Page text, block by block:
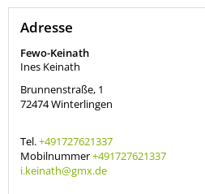
Adresse
Fewo-Keinath
Ines Keinath
Brunnenstraße, 1
72474Winterlingen
Tel.+491727621337
Mobilnummer+491727621337
i.keinath@gmx.de